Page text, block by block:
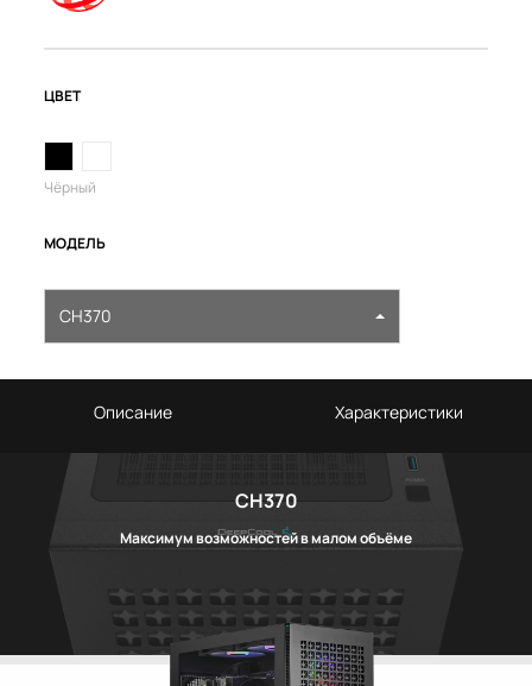
ЦВЕТ
Чёрный
МОДЕЛЬ
CH370
Описание Характеристики
CH370
Максимум возможностей в малом объёме